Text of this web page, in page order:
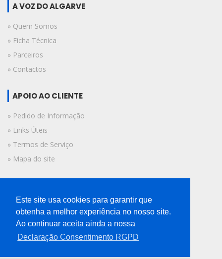
A VOZ DO ALGARVE
» Quem Somos
» Ficha Técnica
» Parceiros
» Contactos
APOIO AO CLIENTE
» Pedido de Informação
» Links Úteis
» Termos de Serviço
» Mapa do site
© 2019 A Voz do Algarve.
Todos os direitos reservados.
Este site usa cookies para garantir que
obtenha a melhor experiência no nosso site.
Ao continuar aceita ainda a nossa
Declaração Consentimento RGPD